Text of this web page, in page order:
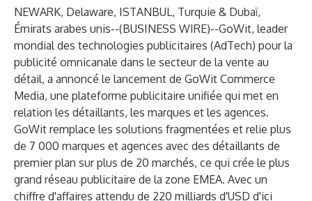
NEWARK, Delaware, ISTANBUL, Turquie & Dubaï,
Émirats arabes unis--(BUSINESS WIRE)--GoWit, leader
mondial des technologies publicitaires (AdTech) pour la
publicité omnicanale dans le secteur de la vente au
détail, a annoncé le lancement de GoWit Commerce
Media, une plateforme publicitaire unifiée qui met en
relation les détaillants, les marques et les agences.
GoWit remplace les solutions fragmentées et relie plus
de 7 000 marques et agences avec des détaillants de
premier plan sur plus de 20 marchés, ce qui crée le plus
grand réseau publicitaire de la zone EMEA. Avec un
chiffre d'affaires attendu de 220 milliards d'USD d'ici